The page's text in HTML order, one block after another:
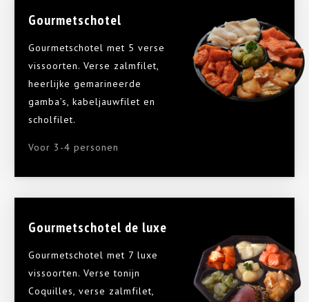
Gourmetschotel
Gourmetschotel met 5 verse
vissoorten. Verse zalmfilet,
heerlijke gemarineerde
gamba’s, kabeljauwfilet en
scholfilet.
Voor 3-4 personen
Gourmetschotel de luxe
Gourmetschotel met 7 luxe
vissoorten. Verse tonijn
Coquilles, verse zalmfilet,